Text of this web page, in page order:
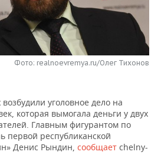
Фото: realnoevremya.ru/Олег Тихонов
уголовное дело на
которая вымогала деньги у двух
Главным фигурантом по
первой республиканской
Денис Рындин, сообщает chelny-